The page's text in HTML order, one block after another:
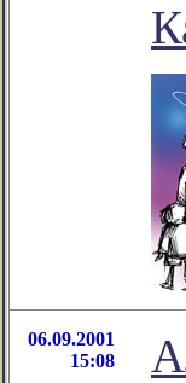
06.09.2001
15:08